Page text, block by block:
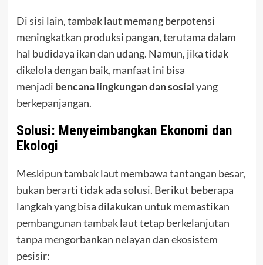
Di sisi lain, tambak laut memang berpotensi
meningkatkan produksi pangan, terutama dalam
hal budidaya ikan dan udang. Namun, jika tidak
dikelola dengan baik, manfaat ini bisa
menjadi bencana lingkungan dan sosialyang
berkepanjangan.
Solusi: Menyeimbangkan Ekonomi dan
Ekologi
Meskipun tambak laut membawa tantangan besar,
bukan berarti tidak ada solusi. Berikut beberapa
langkah yang bisa dilakukan untuk memastikan
pembangunan tambak laut tetap berkelanjutan
tanpa mengorbankan nelayan dan ekosistem
pesisir: